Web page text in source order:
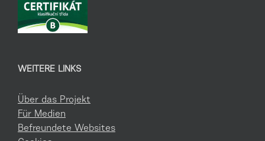
WEITERE LINKS
Über das Projekt
Für Medien
Befreundete Websites